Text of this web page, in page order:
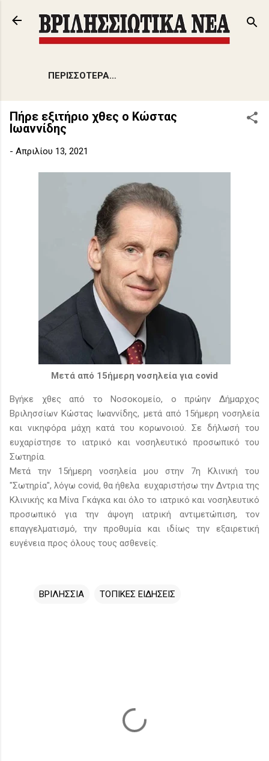
Μετάβαση στο κύριο περιεχόμενο
ΠΕΡΙΣΣΌΤΕΡΑ…
Πήρε εξιτήριο χθες ο Κώστας
Ιωαννίδης
- Απριλίου 13, 2021
Μετά από 15ήμερη νοσηλεία για covid
Βγήκε χθες από το Νοσοκομείο, ο πρώην Δήμαρχος
Βριλησσίων Κώστας Ιωαννίδης, μετά από 15ήμερη νοσηλεία
και νικηφόρα μάχη κατά του κορωνοιού. Σε δήλωσή του
ευχαρίστησε το ιατρικό και νοσηλευτικό προσωπικό του
Σωτηρία.
Μετά την 15ήμερη νοσηλεία μου στην 7η Κλινική του
"Σωτηρία", λόγω covid, θα ήθελα ευχαριστήσω την Δντρια της
Κλινικής κα Μίνα Γκάγκα και όλο το ιατρικό και νοσηλευτικό
προσωπικό για την άψογη ιατρική αντιμετώπιση, τον
επαγγελματισμό, την προθυμία και ιδίως την εξαιρετική
ευγένεια προς όλους τους ασθενείς.
ΒΡΙΛΗΣΣΙΑ ΤΟΠΙΚΕΣ ΕΙΔΗΣΕΙΣ